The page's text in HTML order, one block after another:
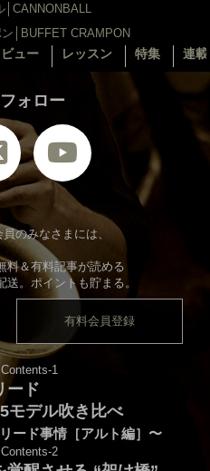
│CANNONBALL
│BUFFET CRAMPON
ュー レッスン 特集 連
ォロー
のみなさまには、
料＆有料記事が読める
。ポイントも貯まる。
有料会員登録
1
ード
モデル吹き比べ
ード事情［アルト編］〜
2